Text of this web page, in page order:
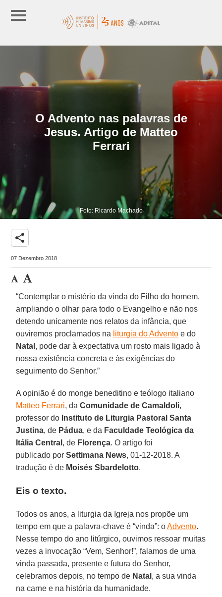
O Advento nas palavras de
Jesus. Artigo de Matteo
Ferrari
Foto: Ricardo Machado
share
07 Dezembro 2018
“Contemplar o mistério da vinda do Filho do homem,
ampliando o olhar para todo o Evangelho e não nos
detendo unicamente nos relatos da infância, que
ouviremos proclamados na liturgia do Advento e do
Natal , pode dar à expectativa um rosto mais ligado à
nossa existência concreta e às exigências do
seguimento do Senhor.”
A opinião é do monge beneditino e teólogo italiano
Matteo Ferrari, daComunidade de Camaldoli,
professor do Instituto de Liturgia Pastoral Santa
Justina, de Pádua, e da Faculdade Teológica da
Itália Central , de Florença. O artigo foi
publicado porSettimana News, 01-12-2018. A
tradução é de Moisés Sbardelotto.
Eis o texto.
Todos os anos, a liturgia da Igreja nos propõe um
tempo em que a palavra-chave é “vinda”: oAdvento.
Nesse tempo do ano litúrgico, ouvimos ressoar muitas
vezes a invocação “Vem, Senhor!”, falamos de uma
vinda passada, presente e futura do Senhor,
celebramos depois, no tempo de Natal , a sua vinda
na carne e na história da humanidade.